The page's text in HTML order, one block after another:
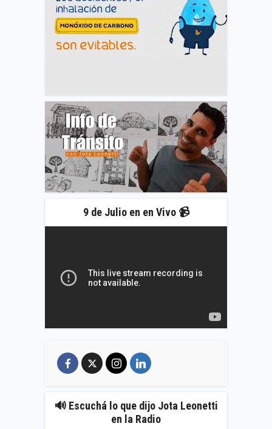
9 de Julio en en Vivo 📹
🔊 Escuchá lo que dijo Jota Leonetti
en la Radio